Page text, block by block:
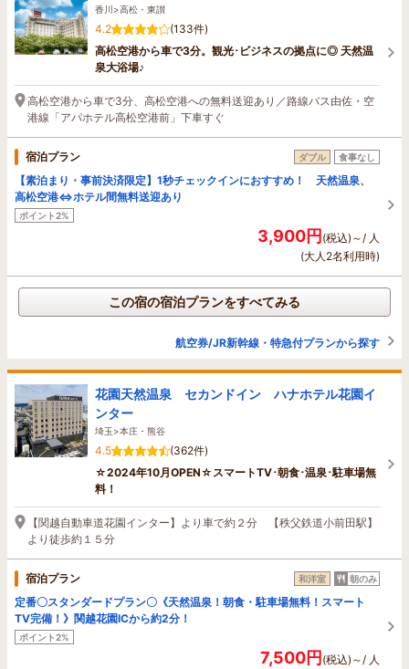
香川>高松・東讃
4.2
(133件)
高松空港から車で3分。観光･ビジネスの拠点に◎ 天然温
泉大浴場♪
高松空港から車で3分、高松空港への無料送迎あり／路線バス由佐・空
港線「アパホテル高松空港前」下車すぐ
宿泊プラン ダブル 食事なし
【素泊まり・事前決済限定】1秒チェックインにおすすめ！ 天然温泉、
高松空港⇔ホテル間無料送迎あり
ポイント2%
3,900円(税込)～/ 人
(大人2名利用時)
この宿の宿泊プランをすべてみる
航空券/JR新幹線・特急付プランから探す
花園天然温泉 セカンドイン ハナホテル花園イ
ンター
埼玉>本庄・熊谷
4.5
(362件)
☆2024年10月OPEN☆スマートTV･朝食･温泉･駐車場無
料！
【関越自動車道花園インター】より車で約２分 【秩父鉄道小前田駅】
より徒歩約１５分
宿泊プラン 和洋室 朝のみ
定番〇スタンダードプラン〇《天然温泉！朝食・駐車場無料！スマート
TV完備！》関越花園ICから約2分！
ポイント2%
7,500円(税込)～/ 人